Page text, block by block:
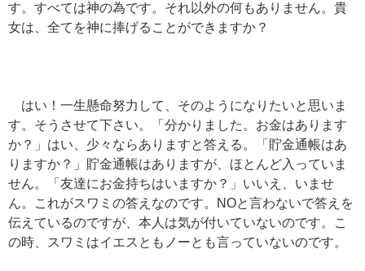
す。すべては神の為です。それ以外の何もありません。貴
女は、全てを神に捧げることができますか？
はい！一生懸命努力して、そのようになりたいと思いま
す。そうさせて下さい。「分かりました。お金はあります
か？」はい、少々ならありますと答える。「貯金通帳はあ
りますか？」貯金通帳はありますが、ほとんど入っていま
せん。「友達にお金持ちはいますか？」いいえ、いませ
ん。これがスワミの答えなのです。NOと言わないで答えを
伝えているのですが、本人は気が付いていないのです。こ
の時、スワミはイエスともノーとも言っていないのです。